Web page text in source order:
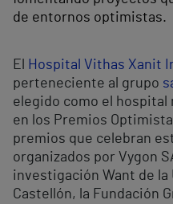
de entornos optimistas.
El Hospital Vithas Xanit
perteneciente al grupo
elegido como el hospital
en los Premios
premios que celebran
organizados por Vygon
investigación Want de
Castellón, la Fundación